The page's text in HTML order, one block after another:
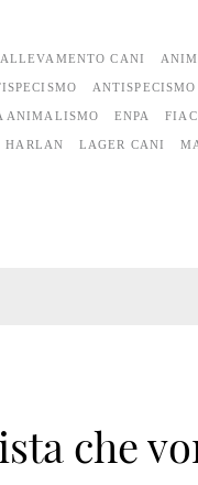
ALLEVAMENTO CANI
ANIMALISMO ENPA
HARLAN LAGER CANI
che